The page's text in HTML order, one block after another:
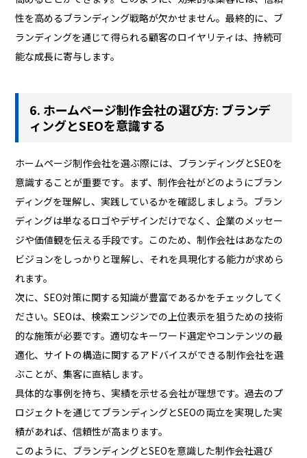
性を高めるブランディング戦略が欠かせません。最終的に、ブ
ランディングを通じて得られる顧客のロイヤリティは、持続可
能な成長に寄与します。
6. ホームページ制作会社の選び方: ブランデ
ィングとSEOを意識する
ホームページ制作会社を選ぶ際には、ブランディングとSEOを
意識することが重要です。まず、制作会社がどのようにブラン
ディングを理解し、実践しているかを確認しましょう。ブラン
ディングは単なるロゴやデザインだけでなく、企業のメッセー
ジや価値観を伝える手段です。このため、制作会社はあなたの
ビジョンをしっかりと理解し、それを具現化する能力が求めら
れます。
次に、SEO対策に関する知識が豊富であるかをチェックしてく
ださい。SEOは、検索エンジンでの上位表示を狙うための技術
的な施策が必要です。適切なキーワード選定やコンテンツの最
適化、サイトの構造に関するアドバイスができる制作会社を選
ぶことが、集客に直結します。
具体的な事例を持ち、実績を示せる会社が理想です。過去のプ
ロジェクトを通じてブランディングとSEOの両立を実現した実
績があれば、信頼性が高まります。
このように、ブランディングとSEOを意識した制作会社選び